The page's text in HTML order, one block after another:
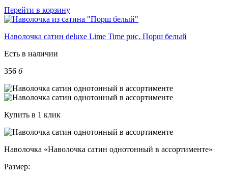
Перейти в корзину
Наволочка сатин deluxe Lime Time рис. Порш белый
Есть в наличии
356 б
Купить в 1 клик
Наволочка «Наволочка сатин однотонный в ассортименте»
Размер: